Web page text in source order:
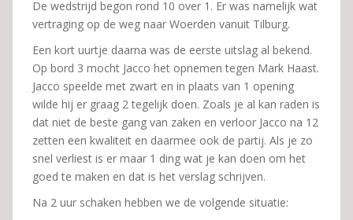
De wedstrijd begon rond 10 over 1. Er was namelijk wat
vertraging op de weg naar Woerden vanuit Tilburg.
Een kort uurtje daarna was de eerste uitslag al bekend.
Op bord 3 mocht Jacco het opnemen tegen Mark Haast.
Jacco speelde met zwart en in plaats van 1 opening
wilde hij er graag 2 tegelijk doen. Zoals je al kan raden is
dat niet de beste gang van zaken en verloor Jacco na 12
zetten een kwaliteit en daarmee ook de partij. Als je zo
snel verliest is er maar 1 ding wat je kan doen om het
goed te maken en dat is het verslag schrijven.
Na 2 uur schaken hebben we de volgende situatie: